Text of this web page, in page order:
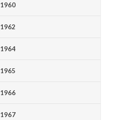
1960
1962
1964
1965
1966
1967